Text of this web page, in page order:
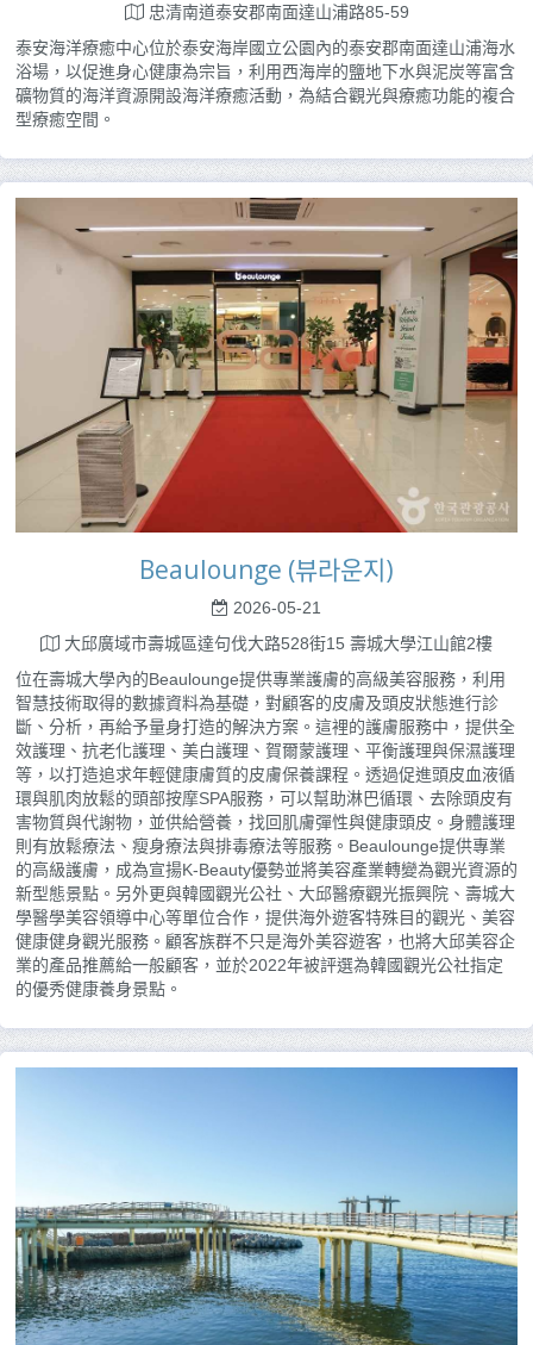
忠清南道泰安郡南面達山浦路85-59
泰安海洋療癒中心位於泰安海岸國立公園內的泰安郡南面達山浦海水
浴場，以促進身心健康為宗旨，利用西海岸的鹽地下水與泥炭等富含
礦物質的海洋資源開設海洋療癒活動，為結合觀光與療癒功能的複合
型療癒空間。
Beaulounge (뷰라운지)
2026-05-21
大邱廣域市壽城區達句伐大路528街15 壽城大學江山館2樓
位在壽城大學內的Beaulounge提供專業護膚的高級美容服務，利用
智慧技術取得的數據資料為基礎，對顧客的皮膚及頭皮狀態進行診
斷、分析，再給予量身打造的解決方案。這裡的護膚服務中，提供全
效護理、抗老化護理、美白護理、賀爾蒙護理、平衡護理與保濕護理
等，以打造追求年輕健康膚質的皮膚保養課程。透過促進頭皮血液循
環與肌肉放鬆的頭部按摩SPA服務，可以幫助淋巴循環、去除頭皮有
害物質與代謝物，並供給營養，找回肌膚彈性與健康頭皮。身體護理
則有放鬆療法、瘦身療法與排毒療法等服務。Beaulounge提供專業
的高級護膚，成為宣揚K-Beauty優勢並將美容產業轉變為觀光資源的
新型態景點。另外更與韓國觀光公社、大邱醫療觀光振興院、壽城大
學醫學美容領導中心等單位合作，提供海外遊客特殊目的觀光、美容
健康健身觀光服務。顧客族群不只是海外美容遊客，也將大邱美容企
業的產品推薦給一般顧客，並於2022年被評選為韓國觀光公社指定
的優秀健康養身景點。